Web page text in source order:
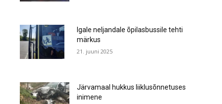
Igale neljandale õpilasbussile tehti
märkus
21. juuni 2025
Järvamaal hukkus liiklusõnnetuses
inimene